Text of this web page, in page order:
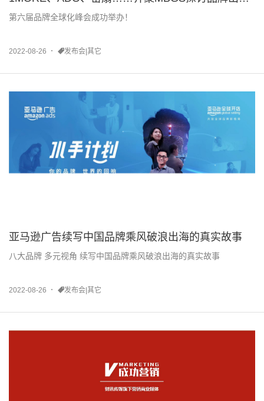
新趋势
第六届品牌全球化峰会成功举办！
2022-08-26 发布会|其它
亚马逊广告续写中国品牌乘风破浪出海的真实故事
八大品牌 多元视角 续写中国品牌乘风破浪出海的真实故事
2022-08-26 发布会|其它